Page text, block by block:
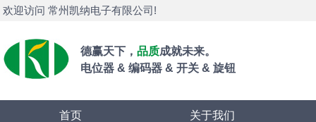
欢迎访问 常州凯纳电子有限公司!
德赢天下， 品质成就未来。
电位器 & 编码器 & 开关 & 旋钮
首页 关于我们